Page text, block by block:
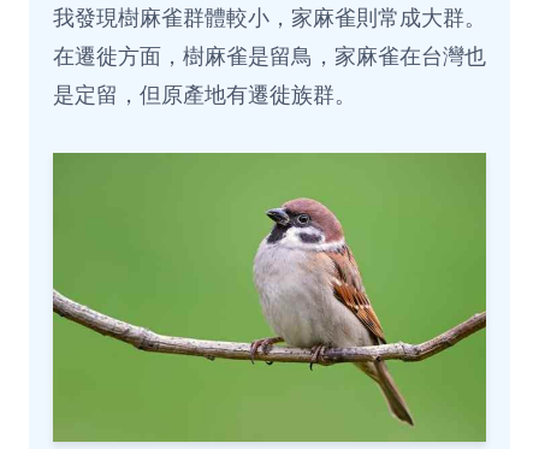
我發現樹麻雀群體較小，家麻雀則常成大群。
在遷徙方面，樹麻雀是留鳥，家麻雀在台灣也
是定留，但原產地有遷徙族群。